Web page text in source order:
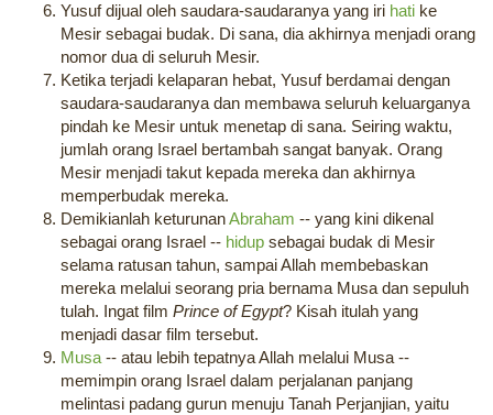
Yusuf dijual oleh saudara-saudaranya yang iri hati ke
Mesir sebagai budak. Di sana, dia akhirnya menjadi orang
nomor dua di seluruh Mesir.
Ketika terjadi kelaparan hebat, Yusuf berdamai dengan
saudara-saudaranya dan membawa seluruh keluarganya
pindah ke Mesir untuk menetap di sana. Seiring waktu,
jumlah orang Israel bertambah sangat banyak. Orang
Mesir menjadi takut kepada mereka dan akhirnya
memperbudak mereka.
Demikianlah keturunanAbraham -- yang kini dikenal
sebagai orang Israel -- hidup sebagai budak di Mesir
selama ratusan tahun, sampai Allah membebaskan
mereka melalui seorang pria bernama Musa dan sepuluh
tulah. Ingat film Prince of Egypt? Kisah itulah yang
menjadi dasar film tersebut.
Musa -- atau lebih tepatnya Allah melalui Musa --
memimpin orang Israel dalam perjalanan panjang
melintasi padang gurun menuju Tanah Perjanjian, yaitu